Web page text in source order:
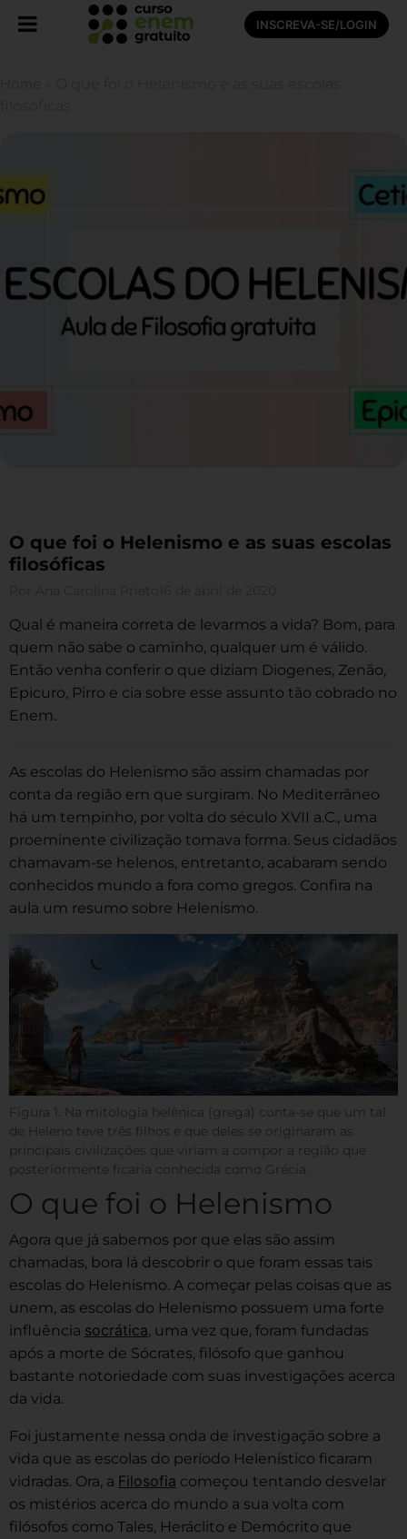
INSCREVA-SE/LOGIN
O que foi o Helenismo e as suas escolas
filosóficas
Qual é maneira correta de levarmos a vida? Bom, para
quem não sabe o caminho, qualquer um é válido.
Então venha conferir o que diziam Diogenes, Zenão,
Epicuro, Pirro e cia sobre esse assunto tão cobrado no
Enem.
As escolas do Helenismo são assim chamadas por
conta da região em que surgiram. No Mediterrâneo
há um tempinho, por volta do século XVII a.C., uma
proeminente civilização tomava forma. Seus cidadãos
chamavam-se helenos, entretanto, acabaram sendo
conhecidos mundo a fora como gregos. Confira na
aula um resumo sobre Helenismo.
Figura 1. Na mitologia helênica (grega) conta-se que um tal
de Heleno teve três filhos e que deles se originaram as
principais civilizações que viriam a compor a região que
posteriormente ficaria conhecida como Grécia.
O que foi o Helenismo
Agora que já sabemos por que elas são assim
chamadas, bora lá descobrir o que foram essas tais
escolas do Helenismo. A começar pelas coisas que as
unem, as escolas do Helenismo possuem uma forte
influência socrática, uma vez que, foram fundadas
após a morte de Sócrates, filósofo que ganhou
bastante notoriedade com suas investigações acerca
da vida.
Foi justamente nessa onda de investigação sobre a
vida que as escolas do período Helenístico ficaram
vidradas. Ora, a Filosofia começou tentando desvelar
os mistérios acerca do mundo a sua volta com
filósofos como Tales, Heráclito e Demócrito que